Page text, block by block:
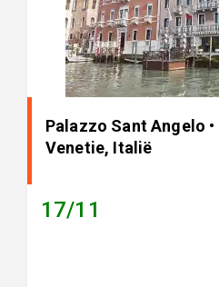
Palazzo Sant Angelo
Venetie, Italië
17/11